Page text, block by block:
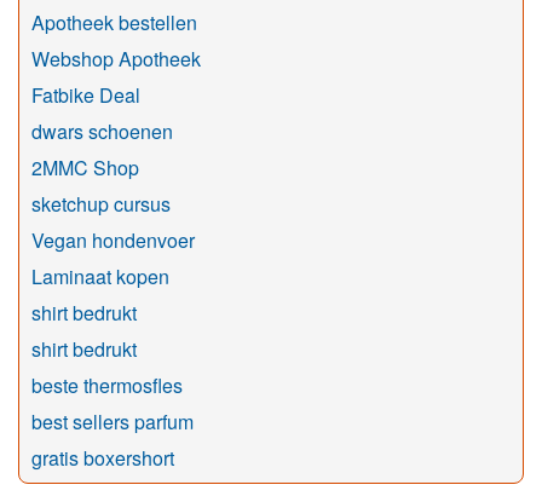
Apotheek bestellen
Webshop Apotheek
Fatbike Deal
dwars schoenen
2MMC Shop
sketchup cursus
Vegan hondenvoer
Laminaat kopen
shirt bedrukt
shirt bedrukt
beste thermosfles
best sellers parfum
gratis boxershort